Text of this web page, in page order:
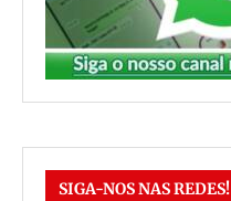
SIGA-NOS NAS REDES!